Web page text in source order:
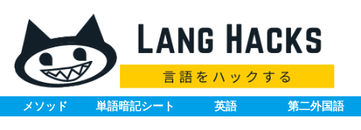
メソッド 単語暗記シート 英語 第二外国語